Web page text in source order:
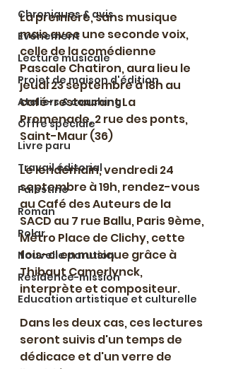
Chroniques & avis
Evénement
Lecture musicale
Projet de maison d'édition
Ateliers & coaching
Offre spéciale
Livre paru
Travail éditorial
Palestine
Roman
Polar
Nouvelle parution
Résidence-mission
Education artistique et culturelle
La première, sans musique
mais avec une seconde voix,
celle de la comédienne
Pascale Chatiron, aura lieu le
jeudi 23 septembre à 18h au
café-restaurant La
Promenade, 2 rue des ponts,
Saint-Maur (36)
Le lendemain, vendredi 24
septembre à 19h, rendez-vous
au Café des Auteurs de la
SACD au 7 rue Ballu, Paris 9ème,
Métro Place de Clichy, cette
fois-ci en musique grâce à
Thibaut Camerlynck,
interprète et compositeur.
Dans les deux cas, ces lectures
seront suivis d'un temps de
dédicace et d'un verre de